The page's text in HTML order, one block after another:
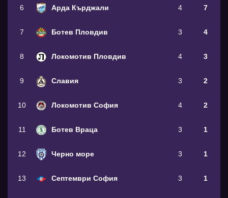
6 Арда Кърджали 4 7
7 Ботев Пловдив 3 4
8 Локомотив Пловдив 4 3
9 Славия 3 2
10 Локомотив София 4 2
11 Ботев Враца 3 1
12 Черно море 3 1
13 Септември София 3 1